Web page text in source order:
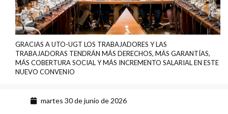
GRACIAS A UTO-UGT LOS TRABAJADORES Y LAS
TRABAJADORAS TENDRÁN MÁS DERECHOS, MÁS GARANTÍAS,
MÁS COBERTURA SOCIAL Y MÁS INCREMENTO SALARIAL EN ESTE
NUEVO CONVENIO
martes 30 de junio de 2026